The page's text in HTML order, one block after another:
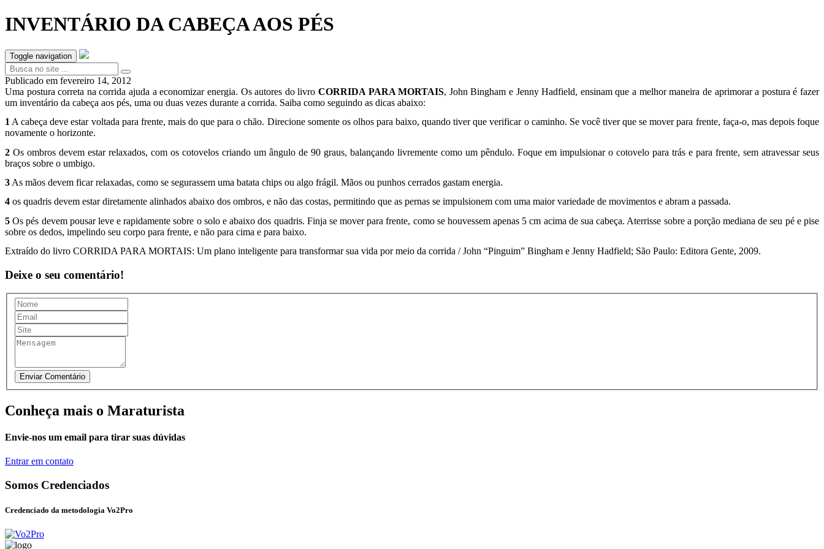
INVENTÁRIO DA CABEÇA AOS PÉS
Toggle navigation
Publicado em fevereiro 14, 2012
Uma postura correta na corrida ajuda a economizar energia. Os autores do livro CORRIDA PARA MORTAIS, John Bingham e Jenny Hadfield, ensinam que a melhor maneira de aprimorar a postura é fazer
um inventário da cabeça aos pés, uma ou duas vezes durante a corrida. Saiba como seguindo as dicas abaixo:
1 A cabeça deve estar voltada para frente, mais do que para o chão. Direcione somente os olhos para baixo, quando tiver que verificar o caminho. Se você tiver que se mover para frente, faça-o, mas depois foque
novamente o horizonte.
2 Os ombros devem estar relaxados, com os cotovelos criando um ângulo de 90 graus, balançando livremente como um pêndulo. Foque em impulsionar o cotovelo para trás e para frente, sem atravessar seus
braços sobre o umbigo.
3 As mãos devem ficar relaxadas, como se segurassem uma batata chips ou algo frágil. Mãos ou punhos cerrados gastam energia.
4 os quadris devem estar diretamente alinhados abaixo dos ombros, e não das costas, permitindo que as pernas se impulsionem com uma maior variedade de movimentos e abram a passada.
5 Os pés devem pousar leve e rapidamente sobre o solo e abaixo dos quadris. Finja se mover para frente, como se houvessem apenas 5 cm acima de sua cabeça. Aterrisse sobre a porção mediana de seu pé e pise
sobre os dedos, impelindo seu corpo para frente, e não para cima e para baixo.
Extraído do livro CORRIDA PARA MORTAIS: Um plano inteligente para transformar sua vida por meio da corrida / John “Pinguim” Bingham e Jenny Hadfield; São Paulo: Editora Gente, 2009.
Deixe o seu comentário!
Conheça mais o Maraturista
Envie-nos um email para tirar suas dúvidas
Entrar em contato
Somos Credenciados
Credenciado da metodologia Vo2Pro